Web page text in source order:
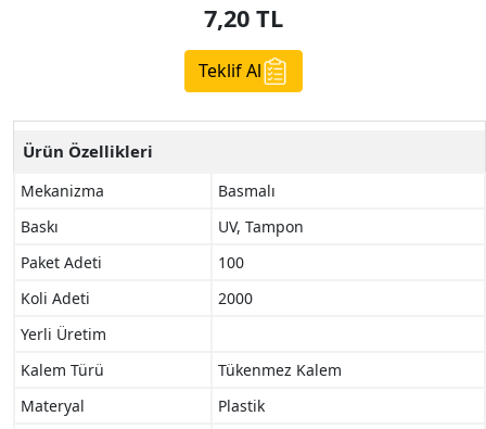
7,20 TL
Teklif Al
Ürün Özellikleri
Mekanizma
Basmalı
Baskı
UV, Tampon
Paket Adeti
100
Koli Adeti
2000
Yerli Üretim
Kalem Türü
Tükenmez Kalem
Materyal
Plastik